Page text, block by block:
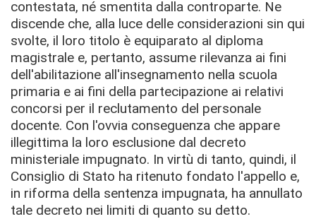
contestata, né smentita dalla controparte. Ne
discende che, alla luce delle considerazioni sin qui
svolte, il loro titolo è equiparato al diploma
magistrale e, pertanto, assume rilevanza ai fini
dell'abilitazione all'insegnamento nella scuola
primaria e ai fini della partecipazione ai relativi
concorsi per il reclutamento del personale
docente. Con l'ovvia conseguenza che appare
illegittima la loro esclusione dal decreto
ministeriale impugnato. In virtù di tanto, quindi, il
Consiglio di Stato ha ritenuto fondato l'appello e,
in riforma della sentenza impugnata, ha annullato
tale decreto nei limiti di quanto su detto.